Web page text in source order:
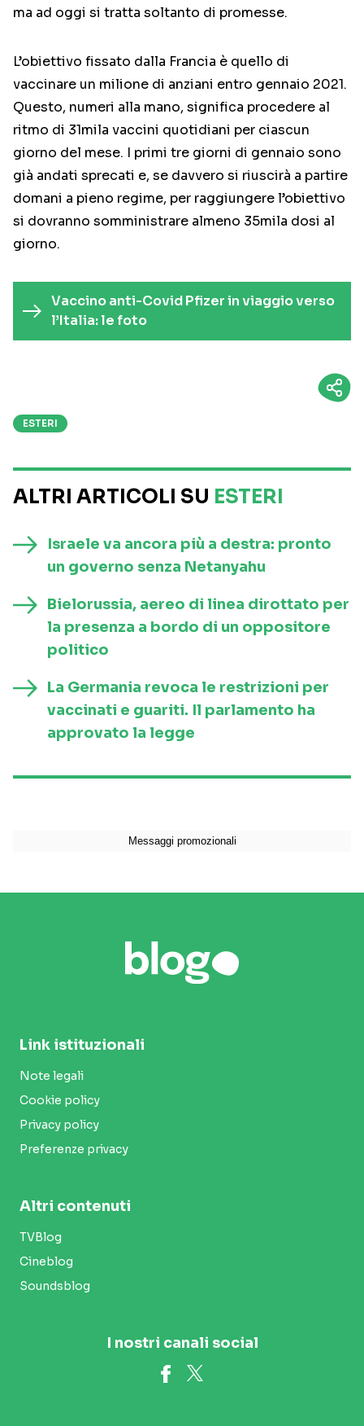
ma ad oggi si tratta soltanto di promesse.
L’obiettivo fissato dalla Francia è quello di
vaccinare un milione di anziani entro gennaio 2021.
Questo, numeri alla mano, significa procedere al
ritmo di 31mila vaccini quotidiani per ciascun
giorno del mese. I primi tre giorni di gennaio sono
già andati sprecati e, se davvero si riuscirà a partire
domani a pieno regime, per raggiungere l’obiettivo
si dovranno somministrare almeno 35mila dosi al
giorno.
Vaccino anti-Covid Pfizer in viaggio verso
l’Italia: le foto
ESTERI
ALTRI ARTICOLI SU ESTERI
Israele va ancora più a destra: pronto
un governo senza Netanyahu
Bielorussia, aereo di linea dirottato per
la presenza a bordo di un oppositore
politico
La Germania revoca le restrizioni per
vaccinati e guariti. Il parlamento ha
approvato la legge
Link istituzionali
Note legali
Cookie policy
Privacy policy
Preferenze privacy
Altri contenuti
TVBlog
Cineblog
Soundsblog
I nostri canali social